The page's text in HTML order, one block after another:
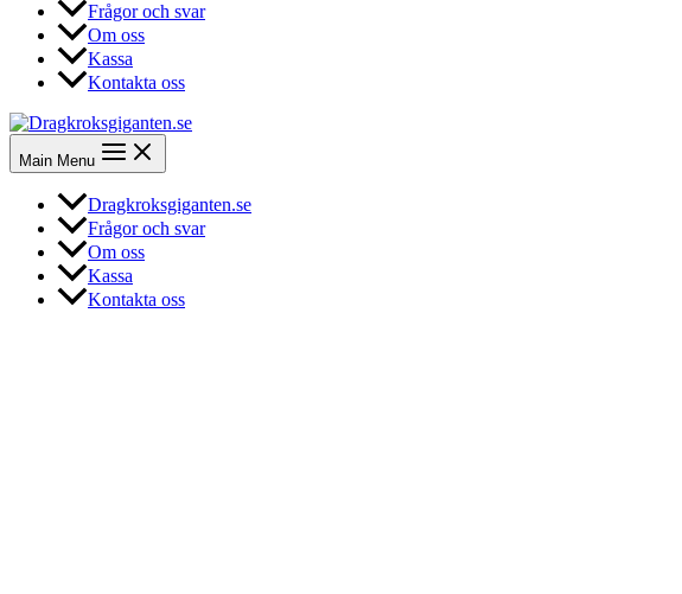
Frågor och svar
Om oss
Kassa
Kontakta oss
Main Menu
Dragkroksgiganten.se
Frågor och svar
Om oss
Kassa
Kontakta oss